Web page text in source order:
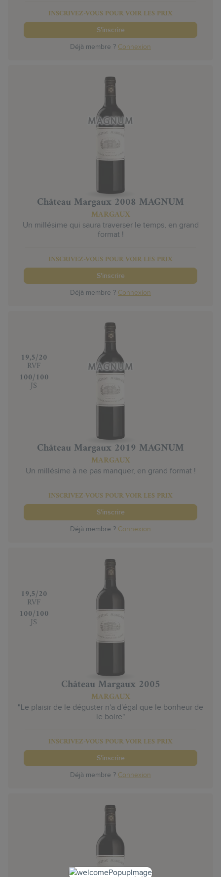
INSCRIVEZ-VOUS POUR VOIR LES PRIX
S'inscrire
Déjà membre ? Connexion
Château Margaux 2008 MAGNUM
MARGAUX
Un millésime qui saura traverser le temps, en grand
format !
INSCRIVEZ-VOUS POUR VOIR LES PRIX
S'inscrire
Déjà membre ? Connexion
‍19,5/20
RVF
‍100/100
JS
Château Margaux 2019 MAGNUM
MARGAUX
Un millésime à ne pas manquer, en grand format !
INSCRIVEZ-VOUS POUR VOIR LES PRIX
S'inscrire
Déjà membre ? Connexion
‍19,5/20
RVF
‍100/100
JS
Château Margaux 2005
MARGAUX
"Le plaisir de le déguster n'a d'égal que le bonheur de
le boire"
INSCRIVEZ-VOUS POUR VOIR LES PRIX
S'inscrire
Déjà membre ? Connexion